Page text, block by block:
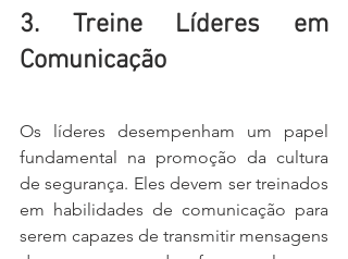
3. Treine Líderes em
Comunicação
Os líderes desempenham um papel
fundamental na promoção da cultura
de segurança. Eles devem ser treinados
em habilidades de comunicação para
serem capazes de transmitir mensagens